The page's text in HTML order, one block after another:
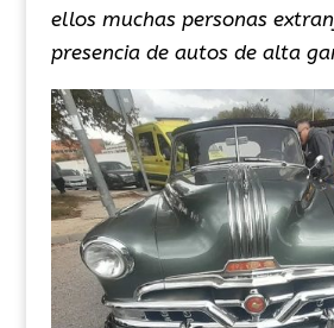
ellos muchas personas
presencia de autos de alta